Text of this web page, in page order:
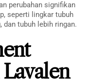
perubahan signifikan
seperti lingkar tubuh
dan tubuh lebih ringan.